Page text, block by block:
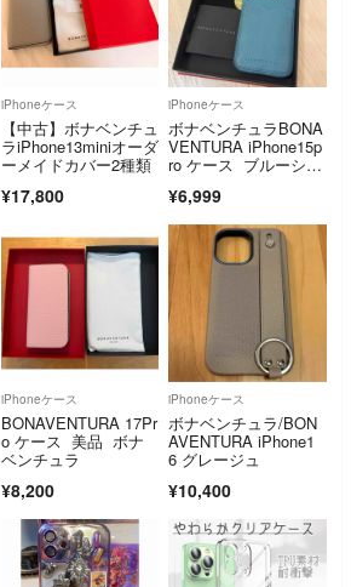
iPhoneケース
【中古】ボナベンチュ
ラiPhone13miniオーダ
ーメイドカバー2種類
¥17,800
iPhoneケース
ボナベンチュラBONA
VENTURA iPhone15p
ro ケース ブルーシア
¥6,999
iPhoneケース
BONAVENTURA 17Pr
o ケース 美品 ボナ
ベンチュラ
¥8,200
iPhoneケース
ボナベンチュラ/BON
AVENTURA iPhone1
6 グレージュ
¥10,400